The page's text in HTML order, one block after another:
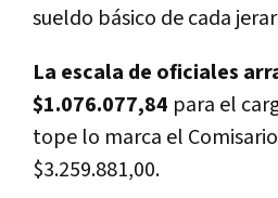
sueldo básico de cada
La escala de oficiales
$1.076.077,84 para el
tope lo marca el
$3.259.881,00.